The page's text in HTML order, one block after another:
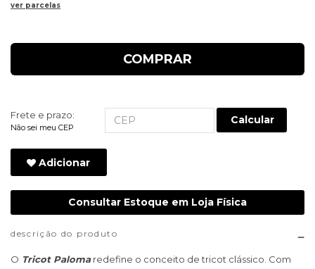
ver parcelas
COMPRAR
Frete e prazo:
Não sei meu CEP
Calcular
Adicionar
Consultar Estoque em Loja Física
descrição do produto
O Tricot Palomaredefine o conceito de tricot clássico. Com